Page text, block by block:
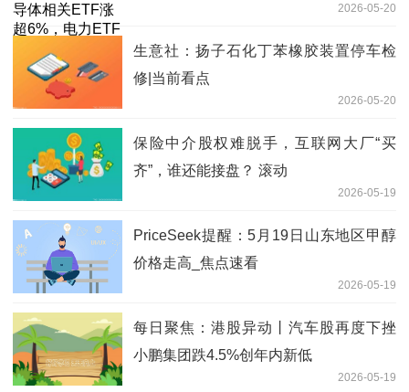
2026-05-20
生意社：扬子石化丁苯橡胶装置停车检
修|当前看点
2026-05-20
保险中介股权难脱手，互联网大厂“买
齐”，谁还能接盘？ 滚动
2026-05-19
PriceSeek提醒：5月19日山东地区甲醇
价格走高_焦点速看
2026-05-19
每日聚焦：港股异动丨汽车股再度下挫
小鹏集团跌4.5%创年内新低
2026-05-19